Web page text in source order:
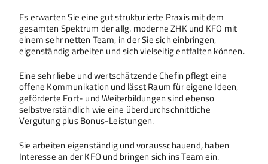
Es erwarten Sie eine gut strukturierte Praxis mit dem
gesamten Spektrum der allg. moderne ZHK und KFO mit
einem sehr netten Team, in der Sie sich einbringen,
eigenständig arbeiten und sich vielseitig entfalten können.
Eine sehr liebe und wertschätzende Chefin pflegt eine
offene Kommunikation und lässt Raum für eigene Ideen,
geförderte Fort- und Weiterbildungen sind ebenso
selbstverständlich wie eine überdurchschnittliche
Vergütung plus Bonus-Leistungen.
Sie arbeiten eigenständig und vorausschauend, haben
Interesse an der KFO und bringen sich ins Team ein.